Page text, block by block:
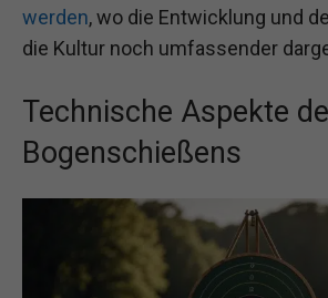
werden, wo die Entwicklung und
die Kultur noch umfassender
Technische Aspekte
Bogenschießens